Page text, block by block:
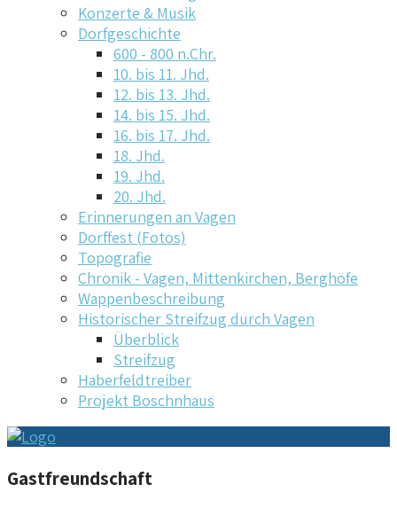
Konzerte & Musik
Dorfgeschichte
600 - 800 n.Chr.
10. bis 11. Jhd.
12. bis 13. Jhd.
14. bis 15. Jhd.
16. bis 17. Jhd.
18. Jhd.
19. Jhd.
20. Jhd.
Erinnerungen an Vagen
Dorffest (Fotos)
Topografie
Chronik - Vagen, Mittenkirchen, Berghöfe
Wappenbeschreibung
Historischer Streifzug durch Vagen
Überblick
Streifzug
Haberfeldtreiber
Projekt Boschnhaus
Gastfreundschaft